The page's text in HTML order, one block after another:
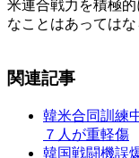
米連合戦力を積極
なことはあってはな
関連記事
韓米合同訓練
７人が重軽傷
韓国戦闘機誤